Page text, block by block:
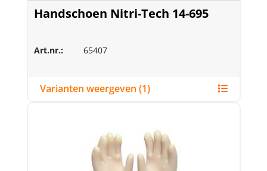
Handschoen Nitri-Tech 14-695
Art.nr.: 65407
Varianten weergeven (1)